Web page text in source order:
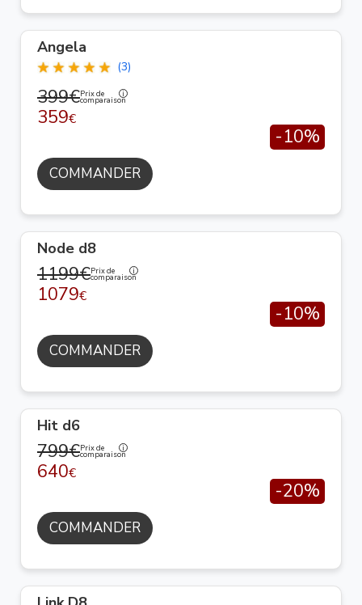
Angela
(3)
399€Prix de
comparaison
359€
-10%
COMMANDER
Node d8
1199€Prix de
comparaison
1079€
-10%
COMMANDER
Hit d6
799€Prix de
comparaison
640€
-20%
COMMANDER